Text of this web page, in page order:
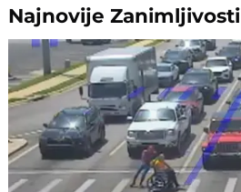
NajnovijeZanimljivosti